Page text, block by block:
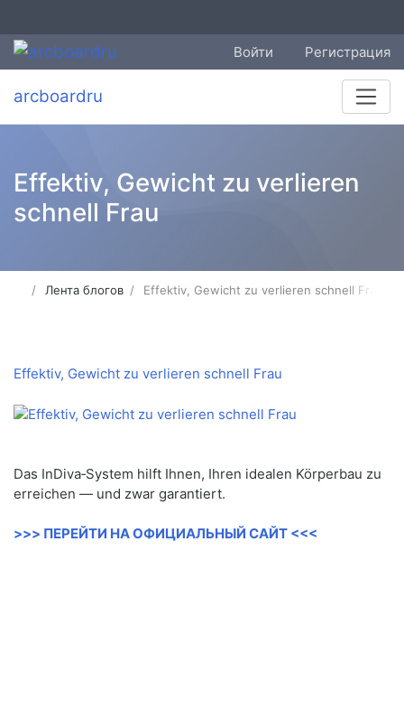
Войти Регистрация
arcboardru
Effektiv, Gewicht zu verlieren
schnell Frau
Лента блогов Effektiv, Gewicht zu verlieren schnell Frau
Effektiv, Gewicht zu verlieren schnell Frau
Das InDiva‑System hilft Ihnen, Ihren idealen Körperbau zu
erreichen — und zwar garantiert.
>>> ПЕРЕЙТИ НА ОФИЦИАЛЬНЫЙ САЙТ <<<